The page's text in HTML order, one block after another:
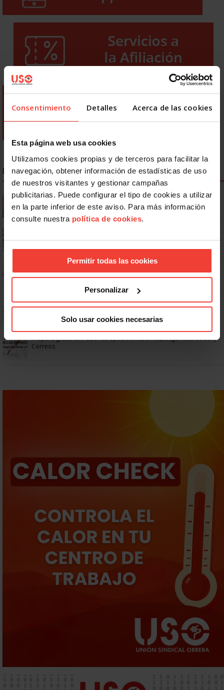
Consentimiento Detalles Acerca de las cookies
Esta página web usa cookies
Utilizamos cookies propias y de terceros para facilitar la
navegación, obtener información de estadísticas de uso
de nuestros visitantes y gestionar campañas
publicitarias. Puede configurar el tipo de cookies a utilizar
en la parte inferior de este aviso. Para más información
consulte nuestra política de cookies.
Permitir todas las cookies
Personalizar
Solo usar cookies necesarias
NOTICIAS MÁS LEÍDAS
Se actualizan las patologías para acceder a la jubilación
anticipada por discapacidad
libre
Dudas frecuentes sobre las vacaciones
Prepara gratis con USO las oposiciones a AGE, Seguridad Social y
Correos